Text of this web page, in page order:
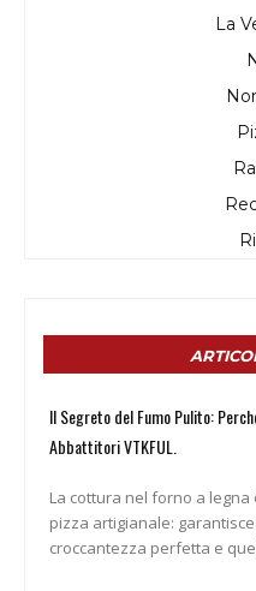
La
Il Segreto del Fumo Pulito:
Abbattitori VTKFUL.
La cottura nel forno a
pizza artigianale:
croccantezza perfetta e